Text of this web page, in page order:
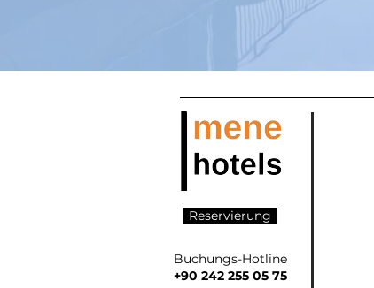
Reservierung
Buchungs-Hotline
+90 242 255 05 75